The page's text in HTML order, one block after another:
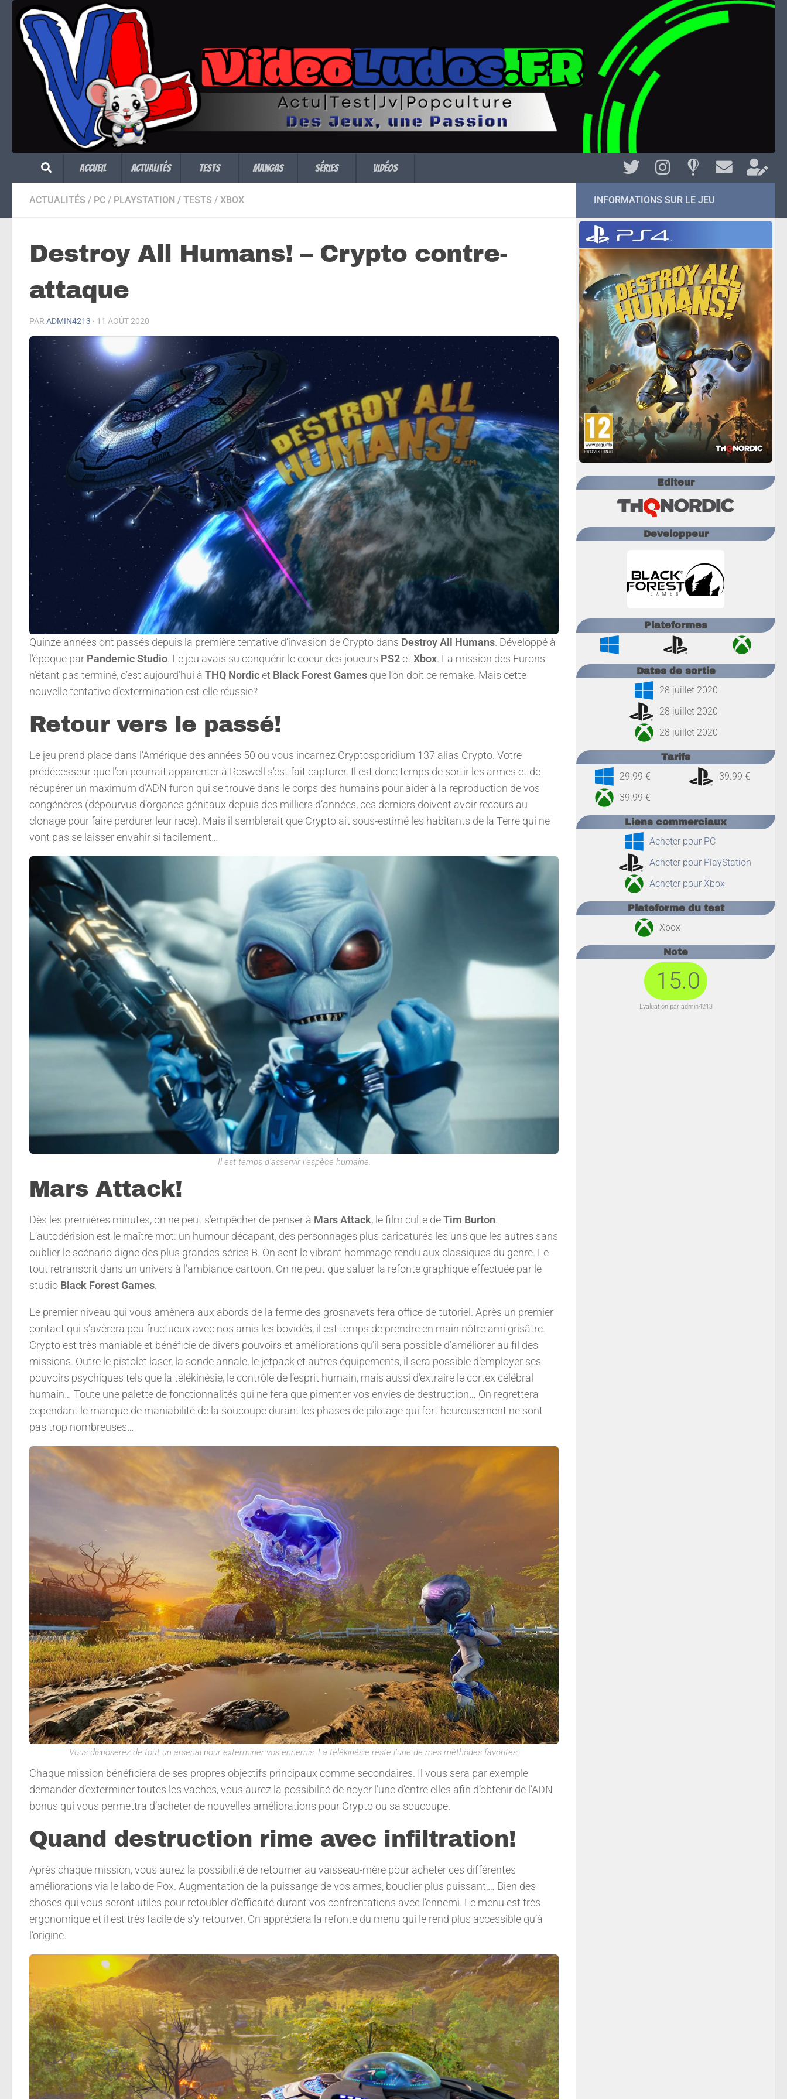
Skip to content
Accueil Actualités Tests Mangas Séries Vidéos
ACTUALITÉS / PC / PLAYSTATION / TESTS / XBOX
Destroy All Humans! – Crypto contre-
attaque
PAR ADMIN4213 · 11 AOÛT 2020
Quinze années ont passés depuis la première tentative d’invasion de Crypto dans Destroy All Humans. Développé à
l’époque par Pandemic Studio. Le jeu avais su conquérir le coeur des joueurs PS2et Xbox. La mission des Furons
n’étant pas terminé, c’est aujourd’hui à THQ Nordicet Black Forest Games que l’on doit ce remake. Mais cette
nouvelle tentative d’extermination est-elle réussie?
Retour vers le passé!
Le jeu prend place dans l’Amérique des années 50 ou vous incarnez Cryptosporidium 137 alias Crypto. Votre
prédécesseur que l’on pourrait apparenter à Roswell s’est fait capturer. Il est donc temps de sortir les armes et de
récupérer un maximum d’ADN furon qui se trouve dans le corps des humains pour aider à la reproduction de vos
congénères (dépourvus d’organes génitaux depuis des milliers d’années, ces derniers doivent avoir recours au
clonage pour faire perdurer leur race). Mais il semblerait que Crypto ait sous-estimé les habitants de la Terre qui ne
vont pas se laisser envahir si facilement…
Il est temps d’asservir l’espèce humaine.
Mars Attack!
Dès les premières minutes, on ne peut s’empêcher de penser à Mars Attack, le film culte deTim Burton.
L’autodérision est le maître mot: un humour décapant, des personnages plus caricaturés les uns que les autres sans
oublier le scénario digne des plus grandes séries B. On sent le vibrant hommage rendu aux classiques du genre. Le
tout retranscrit dans un univers à l’ambiance cartoon. On ne peut que saluer la refonte graphique effectuée par le
studio Black Forest Games.
Le premier niveau qui vous amènera aux abords de la ferme des grosnavets fera office de tutoriel. Après un premier
contact qui s’avèrera peu fructueux avec nos amis les bovidés, il est temps de prendre en main nôtre ami grisâtre.
Crypto est très maniable et bénéficie de divers pouvoirs et améliorations qu’il sera possible d’améliorer au fil des
missions. Outre le pistolet laser, la sonde annale, le jetpack et autres équipements, il sera possible d’employer ses
pouvoirs psychiques tels que la télékinésie, le contrôle de l’esprit humain, mais aussi d’extraire le cortex célébral
humain… Toute une palette de fonctionnalités qui ne fera que pimenter vos envies de destruction… On regrettera
cependant le manque de maniabilité de la soucoupe durant les phases de pilotage qui fort heureusement ne sont
pas trop nombreuses…
Vous disposerez de tout un arsenal pour exterminer vos ennemis. La télékinésie reste l’une de mes méthodes favorites.
Chaque mission bénéficiera de ses propres objectifs principaux comme secondaires. Il vous sera par exemple
demander d’exterminer toutes les vaches, vous aurez la possibilité de noyer l’une d’entre elles afin d’obtenir de l’ADN
bonus qui vous permettra d’acheter de nouvelles améliorations pour Crypto ou sa soucoupe.
Quand destruction rime avec infiltration!
Après chaque mission, vous aurez la possibilité de retourner au vaisseau-mère pour acheter ces différentes
améliorations via le labo de Pox. Augmentation de la puissange de vos armes, bouclier plus puissant,… Bien des
choses qui vous seront utiles pour retoubler d’efficaité durant vos confrontations avec l’ennemi. Le menu est très
ergonomique et il est très facile de s’y retourver. On appréciera la refonte du menu qui le rend plus accessible qu’à
l’origine.
INFORMATIONS SUR LE JEU
Editeur
Developpeur
Plateformes
Dates de sortie
28 juillet 2020
28 juillet 2020
28 juillet 2020
Tarifs
29.99 €
39.99 €
39.99 €
Liens commerciaux
Acheter pour PC
Acheter pour PlayStation
Acheter pour Xbox
Plateforme du test
Xbox
Note
15.0
Evaluation par admin4213